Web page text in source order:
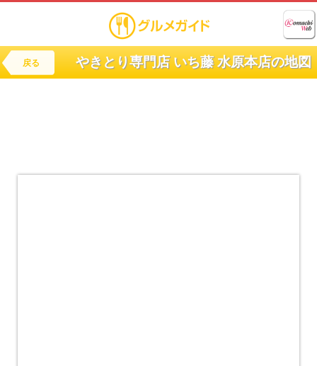
戻る やきとり専門店 いち藤 水原本店の地図